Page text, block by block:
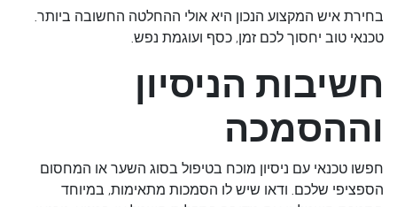
בחירת איש המקצוע הנכון היא אולי ההחלטה החשובה ביותר.
טכנאי טוב יחסוך לכם זמן, כסף ועוגמת נפש.
חשיבות הניסיון
וההסמכה
חפשו טכנאי עם ניסיון מוכח בטיפול בסוג השער או המחסום
הספציפי שלכם. ודאו שיש לו הסמכות מתאימות, במיוחד